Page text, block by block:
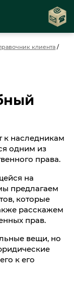
клиента /
к наследникам
одним из
права.
на
предлагаем
которые
расскажем
прав.
вещи, но
к его